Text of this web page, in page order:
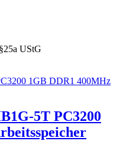
UStG
5T PC3200